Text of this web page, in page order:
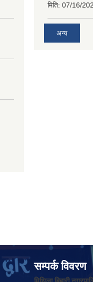
मिति: 07/16/
अन्य
सम्पर्क विवरण